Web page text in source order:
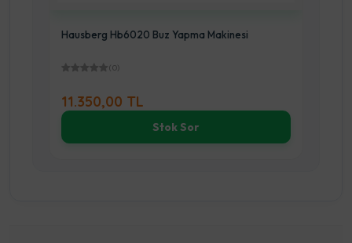
Hausberg Hb6020 Buz Yapma Makinesi
(0)
11.350,00 TL
Stok Sor